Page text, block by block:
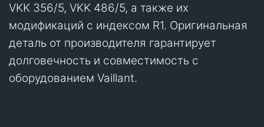
VKK 356/5, VKK 486/5, а также их
модификаций с индексом R1. Оригинальная
деталь от производителя гарантирует
долговечность и совместимость с
оборудованием Vaillant.